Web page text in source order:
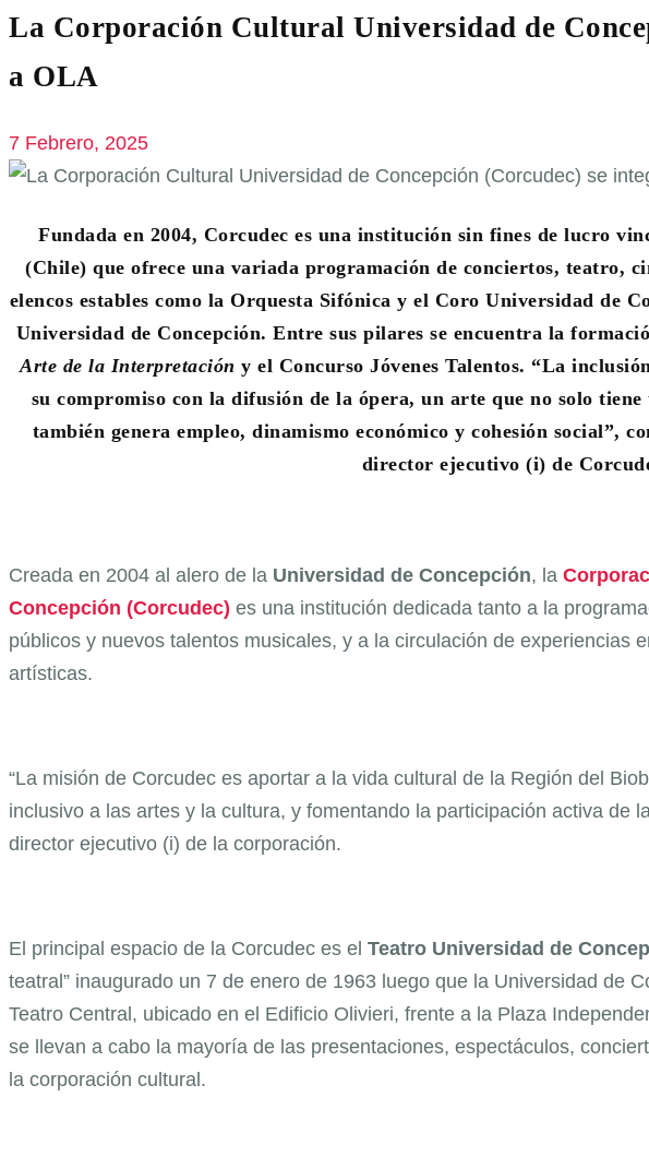
La Corporación Cultural Universidad de
a OLA
7 Febrero, 2025
Fundada en 2004, Corcudec es una institución sin fines de lucro
(Chile) que ofrece una variada programación de conciertos, teatro,
elencos estables como la Orquesta Sifónica y el Coro Universidad de
Universidad de Concepción. Entre sus pilares se encuentra la
Arte de la Interpretacióny el Concurso Jóvenes Talentos. “La
su compromiso con la difusión de la ópera, un arte que no solo
también genera empleo, dinamismo económico y cohesión social”,
director ejecutivo (i) de
Creada en 2004 al alero de la Universidad de Concepción, la
Concepción (Corcudec) es una institución dedicada tanto a la
públicos y nuevos talentos musicales, y a la circulación de experiencias
artísticas.
“La misión de Corcudec es aportar a la vida cultural de la Región del
inclusivo a las artes y la cultura, y fomentando la participación activa de
director ejecutivo (i) de la corporación.
El principal espacio de la Corcudec es el Teatro Universidad de
teatral” inaugurado un 7 de enero de 1963 luego que la Universidad de
Teatro Central, ubicado en el Edificio Olivieri, frente a la Plaza
se llevan a cabo la mayoría de las presentaciones, espectáculos,
la corporación cultural.